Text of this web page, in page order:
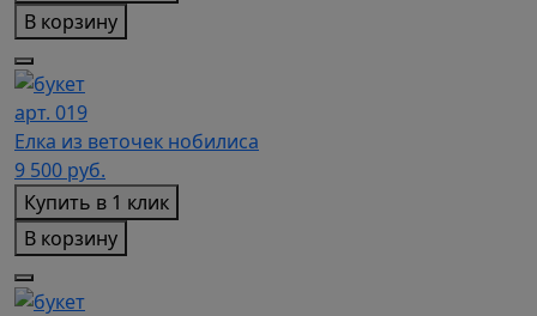
В корзину
арт. 019
Елка из веточек нобилиса
9 500 руб.
Купить в 1 клик
В корзину